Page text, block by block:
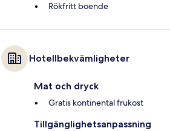
Rökfritt boende
Hotellbekvämligheter
Mat och dryck
Gratis kontinental frukost
Tillgänglighetsanpassning